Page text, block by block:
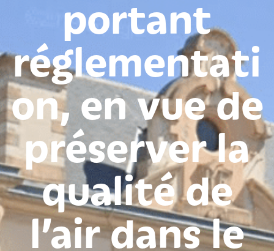
portant
réglementati
on, en vue de
préserver la
qualité de
l’air dans le